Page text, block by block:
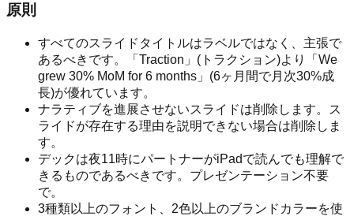
原則
すべてのスライドタイトルはラベルではなく、主張で
あるべきです。「Traction」(トラクション)より「We
grew 30% MoM for 6 months」(6ヶ月間で月次30%成
長)が優れています。
ナラティブを進展させないスライドは削除します。ス
ライドが存在する理由を説明できない場合は削除しま
す。
デックは夜11時にパートナーがiPadで読んでも理解で
きるものであるべきです。プレゼンテーション不要
で。
3種類以上のフォント、2色以上のブランドカラーを使